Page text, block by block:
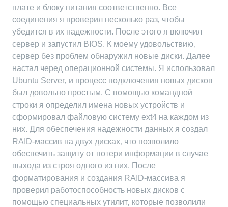
плате и блоку питания соответственно. Все
соединения я проверил несколько раз‚ чтобы
убедится в их надежности. После этого я включил
сервер и запустил BIOS. К моему удовольствию‚
сервер без проблем обнаружил новые диски. Далее
настал черед операционной системы. Я использовал
Ubuntu Server‚ и процесс подключения новых дисков
был довольно простым. С помощью командной
строки я определил имена новых устройств и
сформировал файловую систему ext4 на каждом из
них. Для обеспечения надежности данных я создал
RAID-массив на двух дисках‚ что позволило
обеспечить защиту от потери информации в случае
выхода из строя одного из них. После
форматирования и создания RAID-массива я
проверил работоспособность новых дисков с
помощью специальных утилит‚ которые позволили